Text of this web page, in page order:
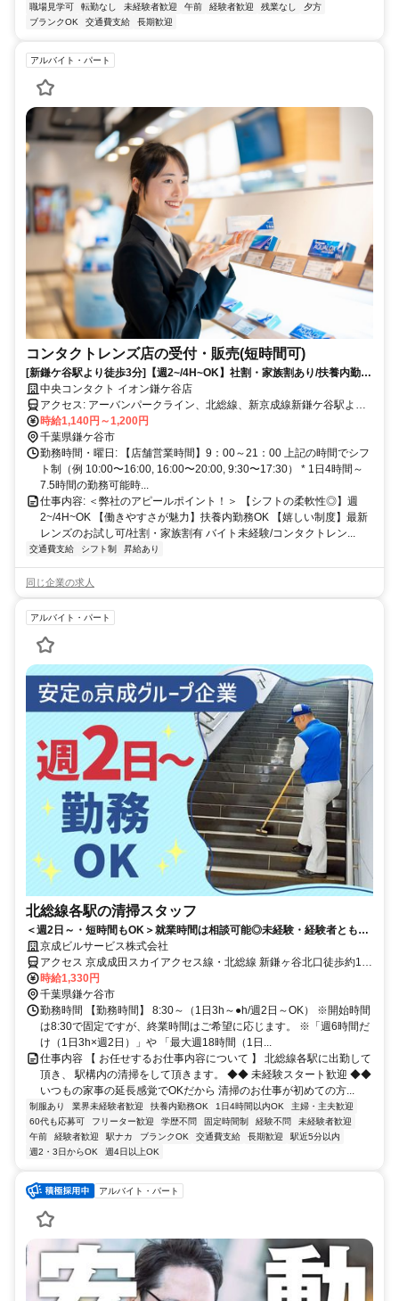
職場見学可
転勤なし 未経験者歓迎 午前 経験者歓迎 残業なし
夕方
ブランクOK
交通費支給 長期歓迎
アルバイト・パート
コンタクトレンズ店の受付・販売(短時間可)
[新鎌ケ谷駅より徒歩3分]【週2~/4H~OK】社割・家族割あり/扶養内勤務
OK中央コンタクト イオン鎌ケ谷店
アクセス: アーバンパークライン、北総線、新京成線新鎌ケ谷駅より
徒歩3分
時給1,140円～1,200円
千葉県鎌ケ谷市
勤務時間・曜日: 【店舗営業時間】9：00～21：00 上記の時間でシフ
ト制（例 10:00〜16:00, 16:00〜20:00, 9:30〜17:30） * 1日4時間～
7.5時間の勤務可能時...
仕事内容: ＜弊社のアピールポイント！＞ 【シフトの柔軟性◎】週
2~/4H~OK 【働きやすさが魅力】扶養内勤務OK 【嬉しい制度】最新
レンズのお試し可/社割・家族割有 バイト未経験/コンタクトレン...
交通費支給 シフト制 昇給あり
同じ企業の求人
アルバイト・パート
北総線各駅の清掃スタッフ
＜週2日～・短時間もOK＞就業時間は相談可能◎未経験・経験者ともに
歓迎★体を動かしたい方におすすめ！
京成ビルサービス株式会社
アクセス 京成成田スカイアクセス線・北総線 新鎌ヶ谷北口徒歩約1分
◆北総線各駅に出勤（駅ナカor徒歩1分で通勤便利）
時給1,330円
千葉県鎌ケ谷市
勤務時間 【勤務時間】 8:30～（1日3h～●h/週2日～OK） ※開始時間
は8:30で固定ですが、終業時間はご希望に応じます。 ※「週6時間だ
け（1日3h×週2日）」や 「最大週18時間（1日...
仕事内容 【 お任せするお仕事内容について 】 北総線各駅に出勤して
頂き、 駅構内の清掃をして頂きます。 ◆◆ 未経験スタート歓迎 ◆◆
いつもの家事の延長感覚でOKだから 清掃のお仕事が初めての方...
制服あり 業界未経験者歓迎 扶養内勤務OK 1日4時間以内OK
主婦・主夫歓迎
60代も応募可
フリーター歓迎 学歴不問 固定時間制 経験不問
未経験者歓迎
午前
経験者歓迎 駅ナカ ブランクOK 交通費支給 長期歓迎
駅近5分以内
週2・3日からOK
週4日以上OK
アルバイト・パート